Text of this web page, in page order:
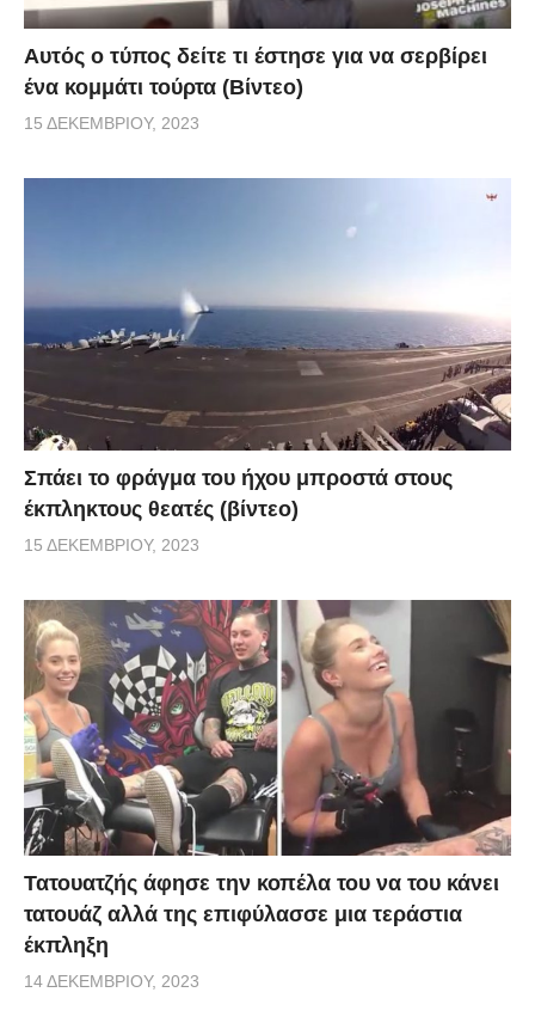
Αυτός ο τύπος δείτε τι έστησε για να σερβίρει
ένα κομμάτι τούρτα (Βίντεο)
15 ΔΕΚΕΜΒΡΊΟΥ, 2023
Σπάει το φράγμα του ήχου μπροστά στους
έκπληκτους θεατές (βίντεο)
15 ΔΕΚΕΜΒΡΊΟΥ, 2023
Τατουατζής άφησε την κοπέλα του να του κάνει
τατουάζ αλλά της επιφύλασσε μια τεράστια
έκπληξη
14 ΔΕΚΕΜΒΡΊΟΥ, 2023